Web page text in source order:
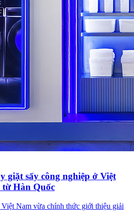
giặt sấy công nghiệp ở Việt
Hàn Quốc
Nam vừa chính thức giới thiệu giải